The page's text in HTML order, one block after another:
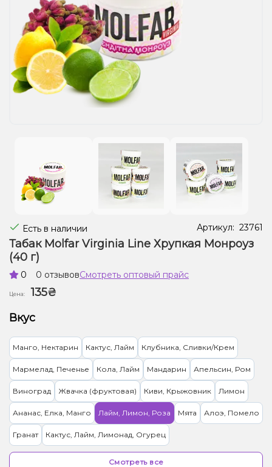
Жидкости для электронных сигарет
Подарочные наборы
Уценка
Есть в наличии Артикул: 23761
Табак Molfar Virginia Line Хрупкая Монроуз
(40 г)
0 0 отзывовСмотреть оптовый прайс
Цена:
135₴
Вкус
Манго, Нектарин Кактус, Лайм Клубника, Сливки/Крем
Мармелад, Печенье Кола, Лайм Мандарин Апельсин, Ром
Виноград Жвачка (фруктовая) Киви, Крыжовник Лимон
Ананас, Елка, Манго Лайм, Лимон, Роза Мята Алоэ, Помело
Гранат Кактус, Лайм, Лимонад, Огурец
Смотреть все